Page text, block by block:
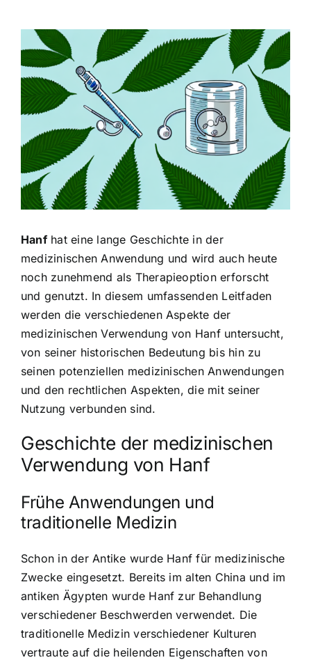
Zeige
grösseres
Bild
Hanfhat eine lange Geschichte in der
medizinischen Anwendung und wird auch heute
noch zunehmend als Therapieoption erforscht
und genutzt. In diesem umfassenden Leitfaden
werden die verschiedenen Aspekte der
medizinischen Verwendung von Hanf untersucht,
von seiner historischen Bedeutung bis hin zu
seinen potenziellen medizinischen Anwendungen
und den rechtlichen Aspekten, die mit seiner
Nutzung verbunden sind.
Geschichte der medizinischen
Verwendung von Hanf
Frühe Anwendungen und
traditionelle Medizin
Schon in der Antike wurde Hanf für medizinische
Zwecke eingesetzt. Bereits im alten China und im
antiken Ägypten wurde Hanf zur Behandlung
verschiedener Beschwerden verwendet. Die
traditionelle Medizin verschiedener Kulturen
vertraute auf die heilenden Eigenschaften von